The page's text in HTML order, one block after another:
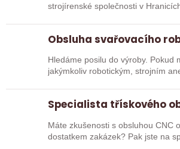
strojírenské společnosti v
Obsluha svařovacího
Hledáme posilu do výroby. Pokud
jakýmkoliv robotickým, strojním
Specialista třískového
Máte zkušenosti s obsluhou CNC
dostatkem zakázek? Pak jste na